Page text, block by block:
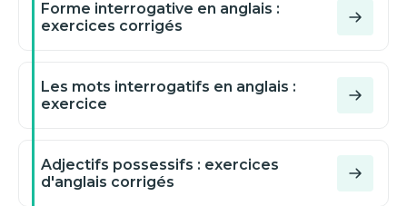
Forme interrogative en anglais :
exercices corrigés
Les mots interrogatifs en anglais :
exercice
Adjectifs possessifs : exercices
d'anglais corrigés